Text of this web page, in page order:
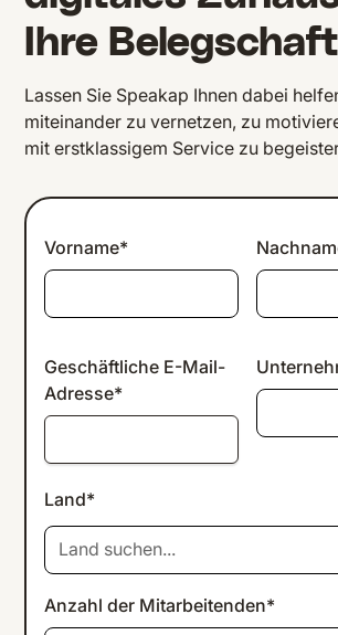
Ihre Belegschaft
Lassen Sie Speakap Ihnen dabei
miteinander zu vernetzen, zu
mit erstklassigem Service zu
Vorname*
Geschäftliche E-Mail-
Adresse*
Land*
Land suchen...
Anzahl der Mitarbeitenden*